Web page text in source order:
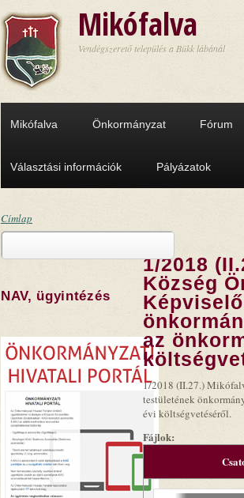
Mikófalva
Vendégszerető település a Bükk lábánál
Mikófalva Önkormányzat Fórum
Választási információk Pályázatok
Címlap
Keresés
NAV, ügyintézés
1/2018
Község
az
1/2018 (II.27.)
testületének
évi költségvetéséről.
Fájlok: